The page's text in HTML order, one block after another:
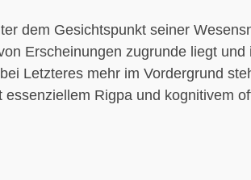
dem Gesichtspunkt seiner
Erscheinungen zugrunde liegt und
Letzteres mehr im Vordergrund
Rigpa und kognitivem